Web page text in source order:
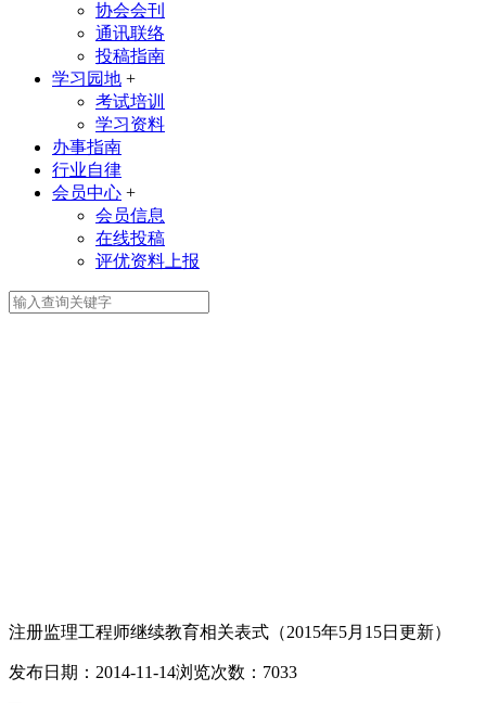
协会会刊
通讯联络
投稿指南
学习园地 +
考试培训
学习资料
办事指南
行业自律
会员中心 +
会员信息
在线投稿
评优资料上报
注册监理工程师继续教育相关表式（2015年5月15日更新）
发布日期：2014-11-14浏览次数：7033